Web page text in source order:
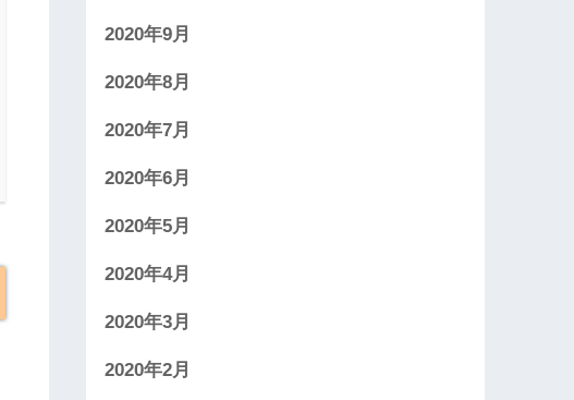
2020年9月
2020年8月
2020年7月
2020年6月
2020年5月
2020年4月
2020年3月
2020年2月